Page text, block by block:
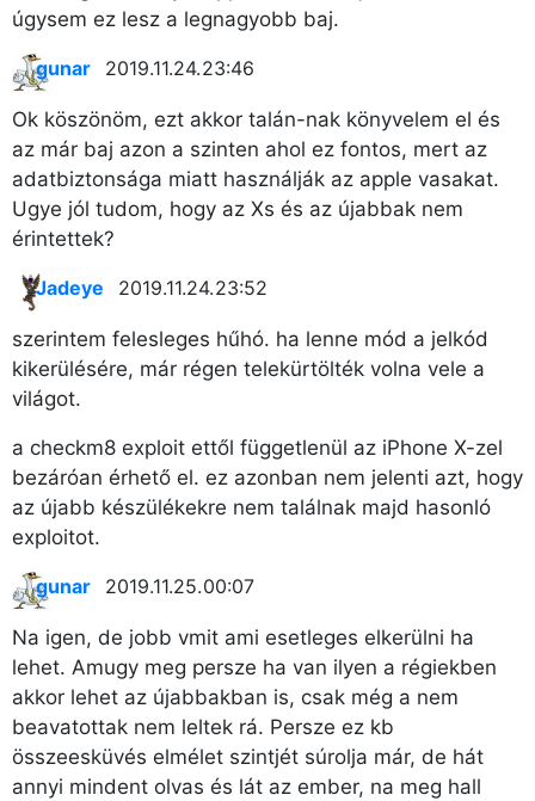
úgysem ez lesz a legnagyobb baj.
gunar 2019.11.24. 23:46
Ok köszönöm, ezt akkor talán-nak könyvelem el és
az már baj azon a szinten ahol ez fontos, mert az
adatbiztonsága miatt használják az apple vasakat.
Ugye jól tudom, hogy az Xs és az újabbak nem
érintettek?
Jadeye 2019.11.24. 23:52
szerintem felesleges hűhó. ha lenne mód a jelkód
kikerülésére, már régen telekürtölték volna vele a
világot.
a checkm8 exploit ettől függetlenül az iPhone X-zel
bezáróan érhető el. ez azonban nem jelenti azt, hogy
az újabb készülékekre nem találnak majd hasonló
exploitot.
gunar 2019.11.25. 00:07
Na igen, de jobb vmit ami esetleges elkerülni ha
lehet. Amugy meg persze ha van ilyen a régiekben
akkor lehet az újabbakban is, csak még a nem
beavatottak nem leltek rá. Persze ez kb
összeesküvés elmélet szintjét súrolja már, de hát
annyi mindent olvas és lát az ember, na meg hall